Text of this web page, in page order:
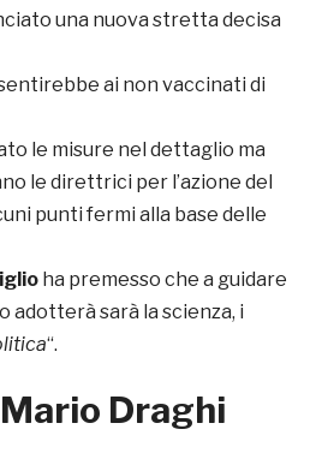
una nuova stretta decisa
ai non vaccinati di
le misure nel dettaglio ma
le direttrici per l’azione del
punti fermi alla base delle
ha premesso che a guidare
adotterà sarà la scienza, i
“.
Draghi